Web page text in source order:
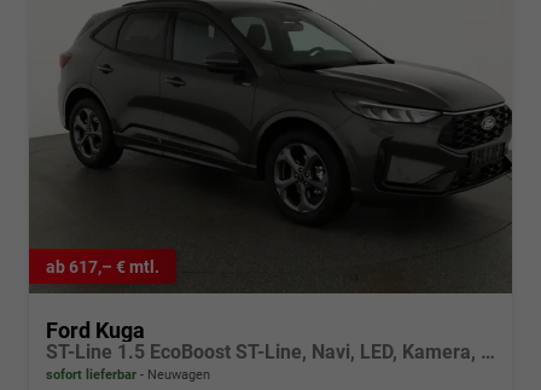
ab 617,– € mtl.
Ford Kuga
ST-Line 1.5 EcoBoost ST-Line, Navi, LED, Kamera, Winter, FS beheizbar
sofort lieferbar Neuwagen